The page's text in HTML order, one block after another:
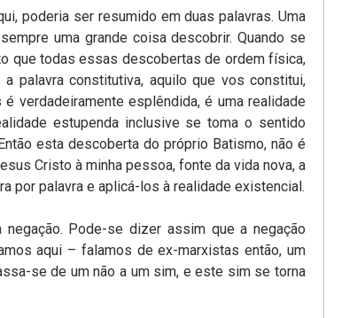
poderia ser resumido em duas palavras. Uma
uma grande coisa descobrir. Quando se
que todas essas descobertas de ordem física,
palavra constitutiva, aquilo que vos constitui,
verdadeiramente esplêndida, é uma realidade
estupenda inclusive se toma o sentido
esta descoberta do próprio Batismo, não é
Cristo à minha pessoa, fonte da vida nova, a
por palavra e aplicá-los à realidade existencial.
Pode-se dizer assim que a negação
aqui – falamos de ex-marxistas então, um
se de um não a um sim, e este sim se torna